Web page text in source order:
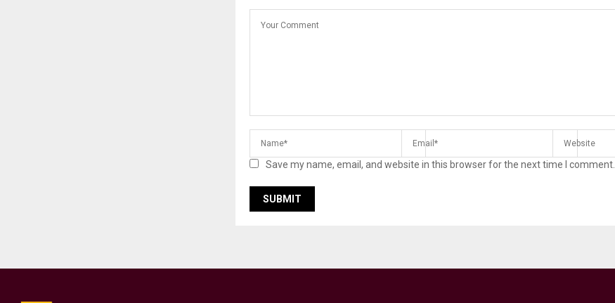
Save my name, email, and website in this browser for the next time I comment.